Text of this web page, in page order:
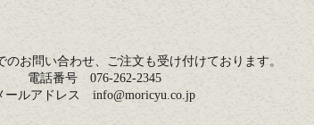
のお問い合わせ、ご注文も受け付けております。
電話番号 076-262-2345
ールアドレス info@moricyu.co.jp